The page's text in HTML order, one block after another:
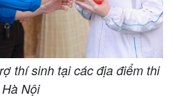
thí sinh tại các địa điểm thi
Hà Nội